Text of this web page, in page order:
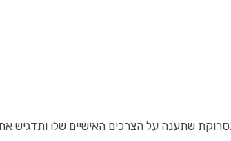
שתענה על הצרכים האישיים שלו ותדגיש את